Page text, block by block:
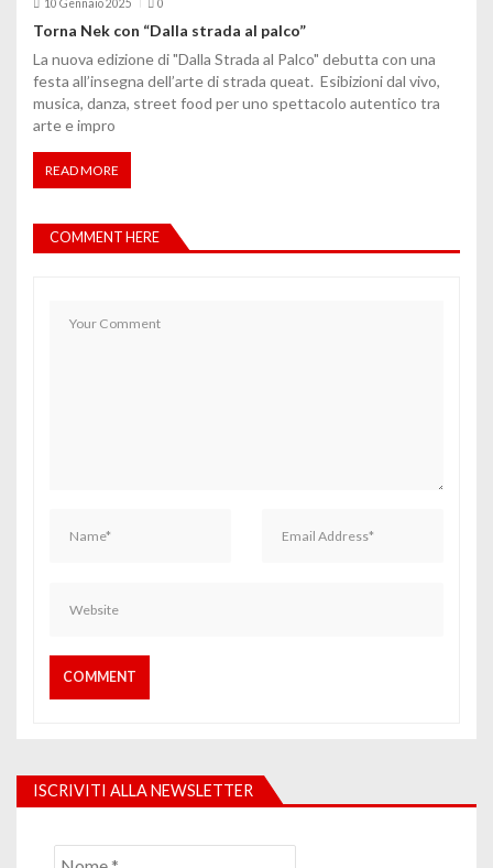
10 Gennaio 2025 0
Torna Nek con “Dalla strada al palco”
La nuova edizione di "Dalla Strada al Palco" debutta con una
festa all’insegna dell’arte di strada queat. Esibizioni dal vivo,
musica, danza, street food per uno spettacolo autentico tra
arte e impro
READ MORE
COMMENT HERE
ISCRIVITI ALLA NEWSLETTER